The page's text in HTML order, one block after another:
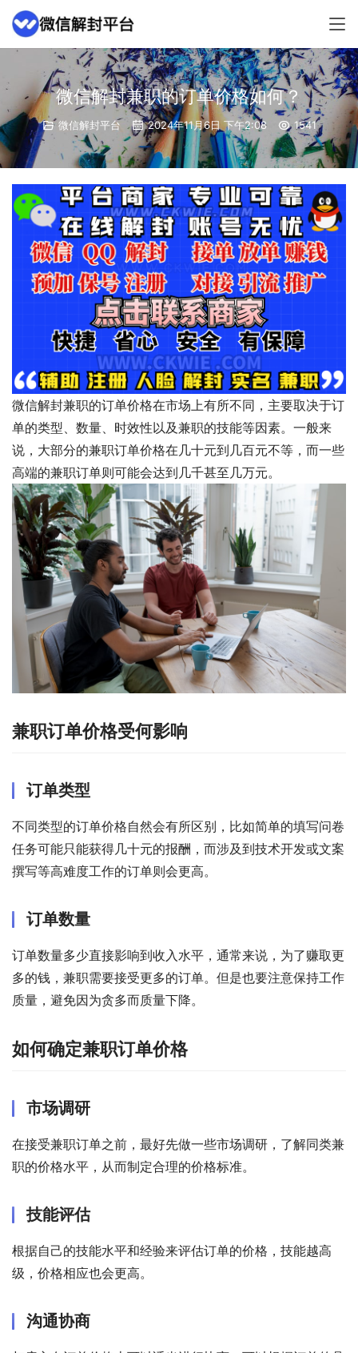
微信解封兼职的订单价格如何？
微信解封平台 2024年11月6日 下午2:08 1541
微信解封兼职的订单价格在市场上有所不同，主要取决于订
单的类型、数量、时效性以及兼职的技能等因素。一般来
说，大部分的兼职订单价格在几十元到几百元不等，而一些
高端的兼职订单则可能会达到几千甚至几万元。
兼职订单价格受何影响
订单类型
不同类型的订单价格自然会有所区别，比如简单的填写问卷
任务可能只能获得几十元的报酬，而涉及到技术开发或文案
撰写等高难度工作的订单则会更高。
订单数量
订单数量多少直接影响到收入水平，通常来说，为了赚取更
多的钱，兼职需要接受更多的订单。但是也要注意保持工作
质量，避免因为贪多而质量下降。
如何确定兼职订单价格
市场调研
在接受兼职订单之前，最好先做一些市场调研，了解同类兼
职的价格水平，从而制定合理的价格标准。
技能评估
根据自己的技能水平和经验来评估订单的价格，技能越高
级，价格相应也会更高。
沟通协商